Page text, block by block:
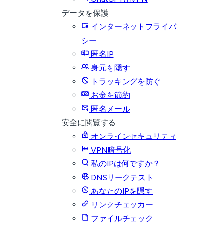
データを保護
インターネットプライバ
シー
匿名IP
身元を隠す
トラッキングを防ぐ
お金を節約
匿名メール
安全に閲覧する
オンラインセキュリティ
VPN暗号化
私のIPは何ですか？
DNSリークテスト
あなたのIPを隠す
リンクチェッカー
ファイルチェック